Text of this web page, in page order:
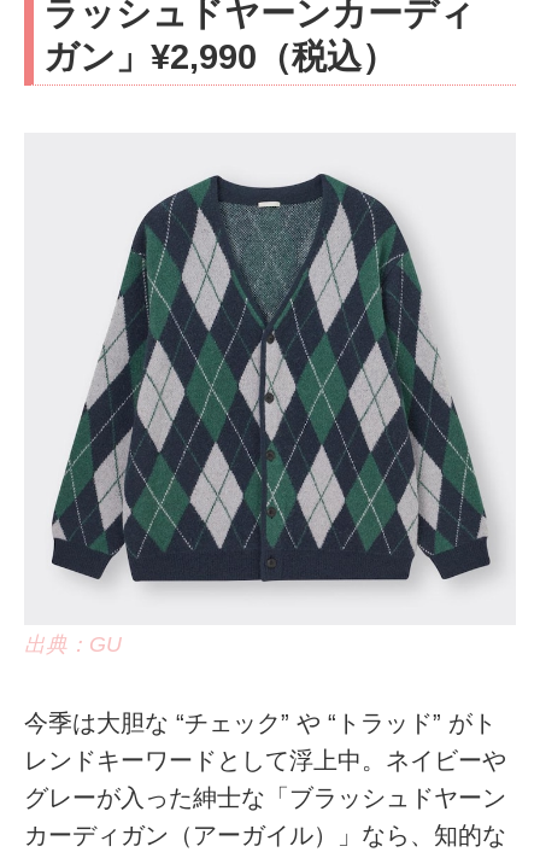
ラッシュドヤーンカーディ
ガン」¥2,990（税込）
出典：GU
今季は大胆な “チェック” や “トラッド” がト
レンドキーワードとして浮上中。ネイビーや
グレーが入った紳士な「ブラッシュドヤーン
カーディガン（アーガイル）」なら、知的な